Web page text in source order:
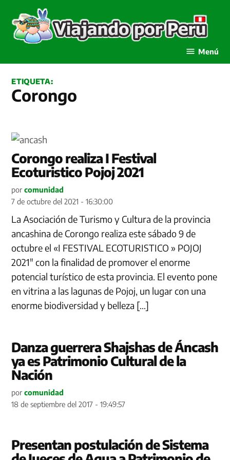
contenido
Menú
ETIQUETA:
Corongo
Corongo realiza I Festival
Ecoturistico Pojoj 2021
por comunidad
7 de octubre del 2021 - 16:30:00
La Asociación de Turismo y Cultura de la provincia
ancashina de Corongo realiza este sábado 9 de
octubre el «I FESTIVAL ECOTURISTICO » POJOJ
2021″ con la finalidad de promover el enorme
potencial turístico de esta provincia. El evento pone
en vitrina a las lagunas de Pojoj, un lugar con una
enorme biodiversidad y belleza […]
Danza guerrera Shajshas de Áncash
ya es Patrimonio Cultural de la
Nación
por comunidad
18 de septiembre del 2017 - 19:49:57
Presentan postulación de Sistema